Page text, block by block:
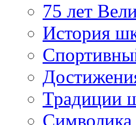
75 лет
История
Традиции
Символика